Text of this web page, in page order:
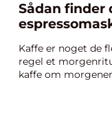
Sådan finder
Kaffe er noget de
regel et
kaffe om